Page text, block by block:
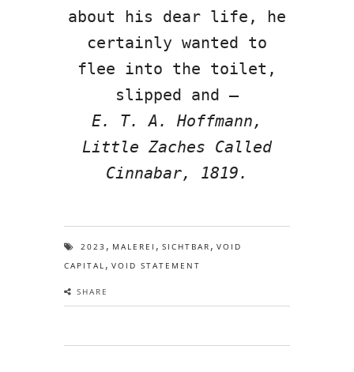
about his dear life, he
certainly wanted to
flee into the toilet,
slipped and –
E. T. A. Hoffmann,
Little Zaches Called
Cinnabar, 1819.
2023 , MALEREI , SICHTBAR , VOID
CAPITAL , VOID STATEMENT
SHARE